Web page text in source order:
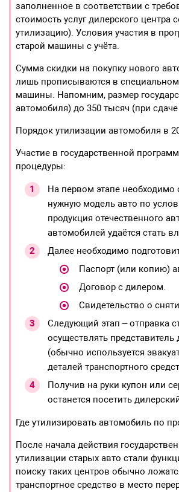
заполненное в соответствии с
стоимость услуг дилерского центра
утилизацию). Условия участия в
старой машины с учёта.
Сумма скидки на покупку нового
лишь прописываются в специальном
машины. Напомним, размер
автомобиля) до 350 тысяч (при
Порядок утилизации автомобиля в
Участие в государственной
процедуры:
На первом этапе необходимо
нужную модель авто по
продукция отечественного
автомобилей удаётся стать
Далее необходимо
Паспорт (или копию)
Договор с дилером.
Свидетельство о
Следующий этап – отправка
осуществлять
(обычно используется
деталей транспортного
Получив на руки купон или
останется посетить
Где утилизировать автомобиль по
После начала действия
утилизации старых авто стали
поиску таких центров обычно
транспортное средство в место